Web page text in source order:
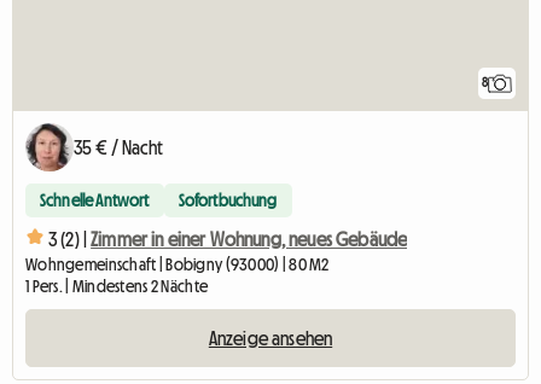
8
35 € / Nacht
Schnelle Antwort Sofortbuchung
3 (2) | Zimmer in einer Wohnung, neues Gebäude
Wohngemeinschaft | Bobigny (93000) | 80 M2
1 Pers. | Mindestens 2 Nächte
Anzeige ansehen